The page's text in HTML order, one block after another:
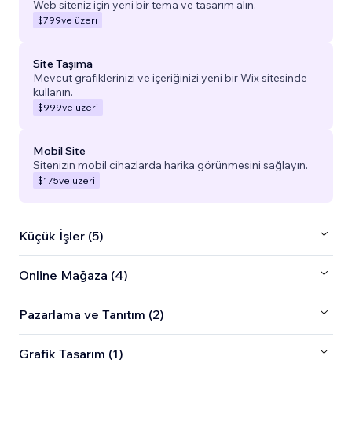
Web siteniz için yeni bir tema ve tasarım alın.
$799ve üzeri
Site Taşıma
Mevcut grafiklerinizi ve içeriğinizi yeni bir Wix sitesinde
kullanın.
$999ve üzeri
Mobil Site
Sitenizin mobil cihazlarda harika görünmesini sağlayın.
$175ve üzeri
Küçük İşler (5)
Online Mağaza (4)
Pazarlama ve Tanıtım (2)
Grafik Tasarım (1)